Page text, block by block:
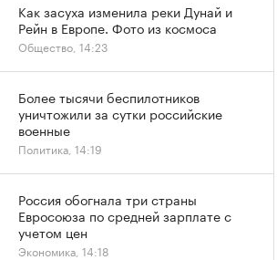
Как засуха изменила реки Дунай и
Рейн в Европе. Фото из космоса
Общество, 14:23
Более тысячи беспилотников
уничтожили за сутки российские
военные
Политика, 14:19
Россия обогнала три страны
Евросоюза по средней зарплате с
учетом цен
Экономика, 14:18